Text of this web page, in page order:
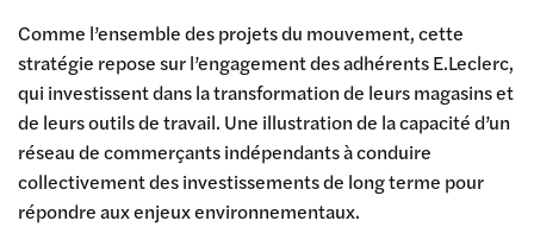
Comme l’ensemble des projets du mouvement, cette
stratégie repose sur l’engagement des adhérents E.Leclerc,
qui investissent dans la transformation de leurs magasins et
de leurs outils de travail. Une illustration de la capacité d’un
réseau de commerçants indépendants à conduire
collectivement des investissements de long terme pour
répondre aux enjeux environnementaux.